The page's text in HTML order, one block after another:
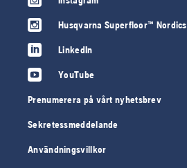
Husqvarna Superfloor™ Nordics
LinkedIn
YouTube
Prenumerera på vårt nyhetsbrev
Sekretessmeddelande
Användningsvillkor